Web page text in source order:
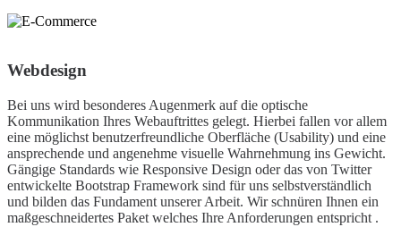
Webdesign
Bei uns wird besonderes Augenmerk auf die optische
Kommunikation Ihres Webauftrittes gelegt. Hierbei fallen vor allem
eine möglichst benutzerfreundliche Oberfläche (Usability) und eine
ansprechende und angenehme visuelle Wahrnehmung ins Gewicht.
Gängige Standards wie Responsive Design oder das von Twitter
entwickelte Bootstrap Framework sind für uns selbstverständlich
und bilden das Fundament unserer Arbeit. Wir schnüren Ihnen ein
maßgeschneidertes Paket welches Ihre Anforderungen entspricht .